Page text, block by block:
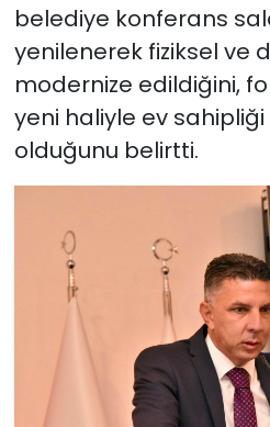
belediye konferans
yenilenerek fiziksel ve
modernize edildiğini,
yeni haliyle ev sahipliği
olduğunu belirtti.